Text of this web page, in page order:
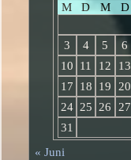
M
D M D
3
4 5 6
10
11 12 13
17
18 19 20
24 25 26 27
31
« Juni